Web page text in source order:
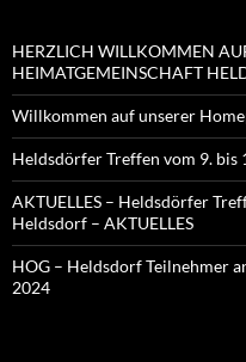
HERZLICH WILLKOMMEN
HEIMATGEMEINSCHAFT
Willkommen auf unserer
Heldsdörfer Treffen vom 9.
AKTUELLES – Heldsdörfer
Heldsdorf – AKTUELLES
HOG – Heldsdorf Teilnehmer
2024